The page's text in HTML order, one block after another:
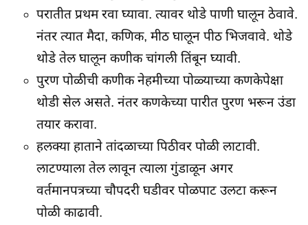
परातीत प्रथम रवा घ्यावा. त्यावर थोडे पाणी घालून ठेवावे.
नंतर त्यात मैदा, कणिक, मीठ घालून पीठ भिजवावे. थोडे
थोडे तेल घालून कणीक चांगली तिंबून घ्यावी.
पुरण पोळीची कणीक नेहमीच्या पोळ्याच्या कणकेपेक्षा
थोडी सेल असते. नंतर कणकेच्या पारीत पुरण भरून उंडा
तयार करावा.
हलक्या हाताने तांदळाच्या पिठीवर पोळी लाटावी.
लाटण्याला तेल लावून त्याला गुंडाळून अगर
वर्तमानपत्रच्या चौपदरी घडीवर पोळपाट उलटा करून
पोळी काढावी.